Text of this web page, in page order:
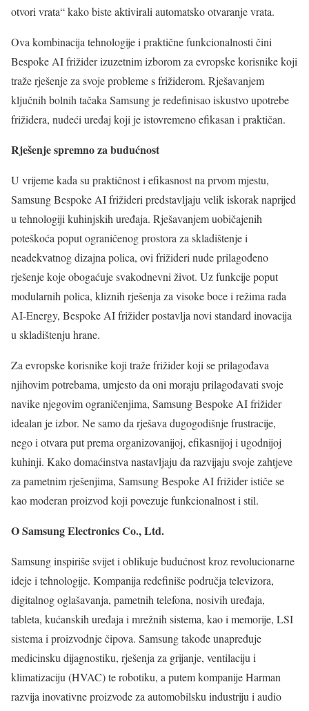
otvori vrata“ kako biste aktivirali automatsko otvaranje vrata.
Ova kombinacija tehnologije i praktične funkcionalnosti čini
Bespoke AI frižider izuzetnim izborom za evropske korisnike koji
traže rješenje za svoje probleme s frižiderom. Rješavanjem
ključnih bolnih tačaka Samsung je redefinisao iskustvo upotrebe
frižidera, nudeći uređaj koji je istovremeno efikasan i praktičan.
Rješenje spremno za budućnost
U vrijeme kada su praktičnost i efikasnost na prvom mjestu,
Samsung Bespoke AI frižideri predstavljaju velik iskorak naprijed
u tehnologiji kuhinjskih uređaja. Rješavanjem uobičajenih
poteškoća poput ograničenog prostora za skladištenje i
neadekvatnog dizajna polica, ovi frižideri nude prilagođeno
rješenje koje obogaćuje svakodnevni život. Uz funkcije poput
modularnih polica, kliznih rješenja za visoke boce i režima rada
AI-Energy, Bespoke AI frižider postavlja novi standard inovacija
u skladištenju hrane.
Za evropske korisnike koji traže frižider koji se prilagođava
njihovim potrebama, umjesto da oni moraju prilagođavati svoje
navike njegovim ograničenjima, Samsung Bespoke AI frižider
idealan je izbor. Ne samo da rješava dugogodišnje frustracije,
nego i otvara put prema organizovanijoj, efikasnijoj i ugodnijoj
kuhinji. Kako domaćinstva nastavljaju da razvijaju svoje zahtjeve
za pametnim rješenjima, Samsung Bespoke AI frižider ističe se
kao moderan proizvod koji povezuje funkcionalnost i stil.
O Samsung Electronics Co., Ltd.
Samsung inspiriše svijet i oblikuje budućnost kroz revolucionarne
ideje i tehnologije. Kompanija redefiniše područja televizora,
digitalnog oglašavanja, pametnih telefona, nosivih uređaja,
tableta, kućanskih uređaja i mrežnih sistema, kao i memorije, LSI
sistema i proizvodnje čipova. Samsung takođe unapređuje
medicinsku dijagnostiku, rješenja za grijanje, ventilaciju i
klimatizaciju (HVAC) te robotiku, a putem kompanije Harman
razvija inovativne proizvode za automobilsku industriju i audio